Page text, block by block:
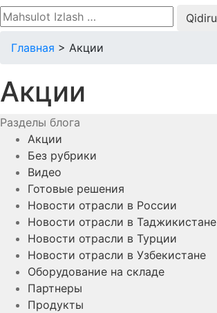
Qidirshish:
Главная > Акции
Акции
Разделы блога
Акции
Без рубрики
Видео
Готовые решения
Новости отрасли в России
Новости отрасли в Таджикистане
Новости отрасли в Турции
Новости отрасли в Узбекистане
Оборудование на складе
Партнеры
Продукты